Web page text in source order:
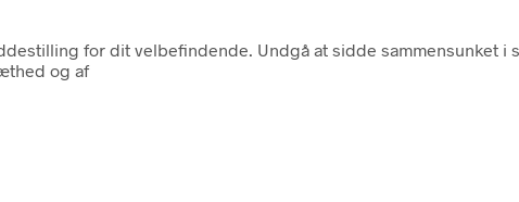
for dit velbefindende. Undgå at sidde sammensunket i
og af